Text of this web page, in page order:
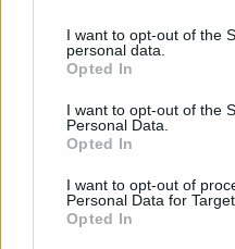
I want to opt-out of the
personal data.
Opted In
I want to opt-out of the
Personal Data.
Opted In
I want to opt-out of
Personal Data for
Opted In
ανθεκτικό
υδατάνθρακα που
στο λεπτό έντερο
παχύ έντερο, όπου
από ωφέλιμα